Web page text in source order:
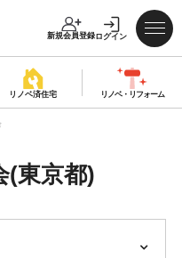
新規会員登録ログイン
リノベ済住宅 リノベ・ リフォーム
(東京都)